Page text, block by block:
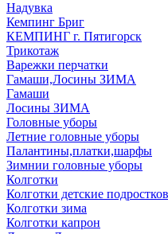
Надувка
Кемпинг Бриг
КЕМПИНГ г. Пятигорск
Трикотаж
Варежки перчатки
Гамаши,Лосины ЗИМА
Гамаши
Лосины ЗИМА
Головные уборы
Летние головные уборы
Палантины,платки,шарфы
Зимнии головные уборы
Колготки
Колготки детские
Колготки зима
Колготки капрон